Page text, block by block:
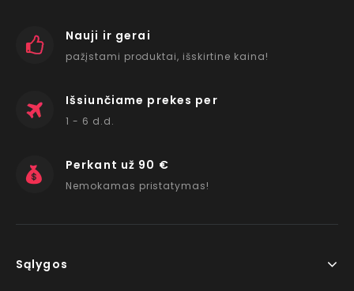
Nauji ir gerai
pažįstami produktai, išskirtine kaina!
Išsiunčiame prekes per
1 - 6 d.d.
Perkant už 90 €
Nemokamas pristatymas!
Sąlygos